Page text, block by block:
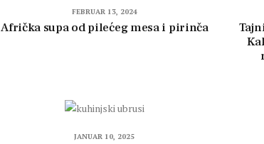
FEBRUAR 13, 2024
Afrička supa od pilećeg mesa i pirinča
JANUAR 10, 2025